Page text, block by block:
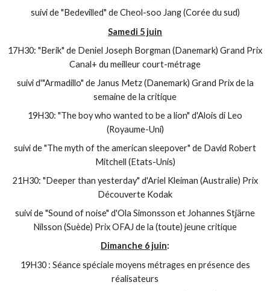
suivi de "Bedevilled" de Cheol-soo Jang (Corée du sud)
Samedi 5 juin
17H30: "Berik" de Deniel Joseph Borgman (Danemark) Grand Prix
Canal+ du meilleur court-métrage
suivi d'"Armadillo" de Janus Metz (Danemark) Grand Prix de la
semaine de la critique
19H30: "The boy who wanted to be a lion" d'Alois di Leo
(Royaume-Uni)
suivi de "The myth of the american sleepover" de David Robert
Mitchell (Etats-Unis)
21H30: "Deeper than yesterday" d'Ariel Kleiman (Australie) Prix
Découverte Kodak
suivi de "Sound of noise" d'Ola Simonsson et Johannes Stjärne
Nilsson (Suède) Prix OFAJ de la (toute) jeune critique
Dimanche 6 juin:
19H30 : Séance spéciale moyens métrages en présence des
réalisateurs